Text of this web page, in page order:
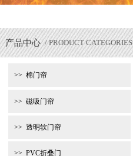
1 2
产品中心 / PRODUCT CATEGORIES
棉门帘
磁吸门帘
透明软门帘
PVC折叠门